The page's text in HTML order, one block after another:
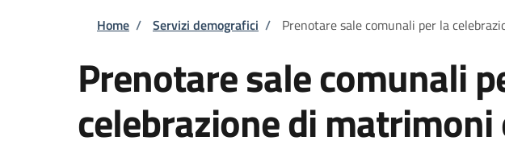
Briciole di pane
Home / Servizi demografici / Prenotare sale comunali per la
Prenotare sale comunali
celebrazione di